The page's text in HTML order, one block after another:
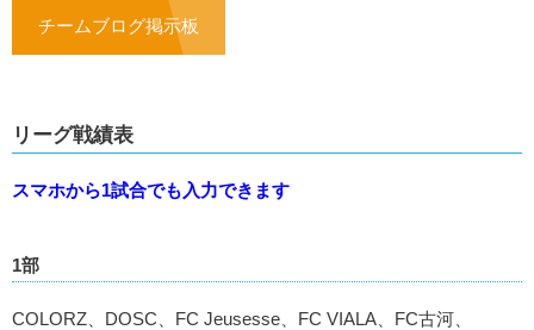
チームブログ掲示板
リーグ戦績表
スマホから1試合でも入力できます
1部
COLORZ、DOSC、FC Jeusesse、FC VIALA、FC古河、